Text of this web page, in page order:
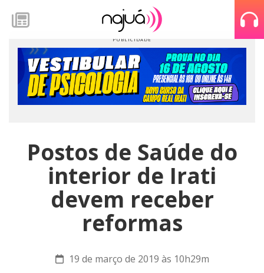
Postos de Saúde do
interior de Irati
devem receber
reformas
19 de março de 2019 às 10h29m